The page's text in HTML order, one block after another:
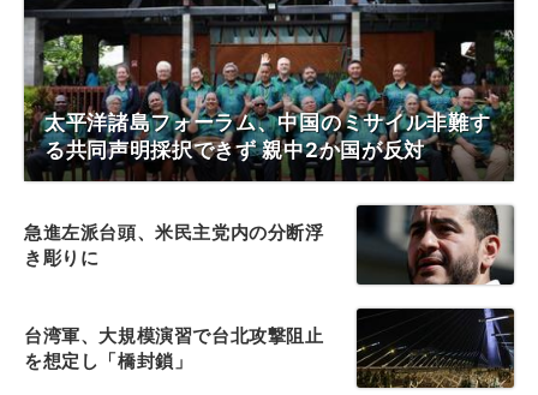
太平洋諸島フォーラム、中国のミサイル非難す
る共同声明採択できず 親中2か国が反対
急進左派台頭、米民主党内の分断浮
き彫りに
台湾軍、大規模演習で台北攻撃阻止
を想定し「橋封鎖」